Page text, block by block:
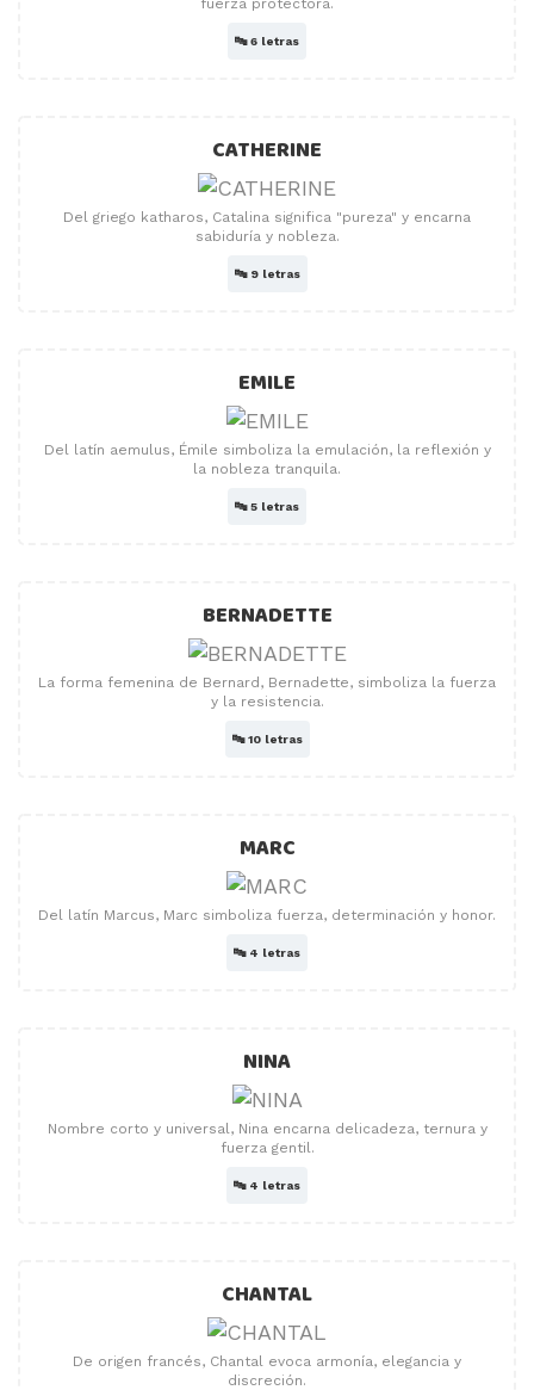
fuerza protectora.
🔤6 letras
CATHERINE
Del griego katharos, Catalina significa "pureza" y encarna
sabiduría y nobleza.
🔤 9 letras
EMILE
Del latín aemulus, Émile simboliza la emulación, la reflexión y
la nobleza tranquila.
🔤5 letras
BERNADETTE
La forma femenina de Bernard, Bernadette, simboliza la fuerza
y ​​la resistencia.
🔤10 letras
MARC
Del latín Marcus, Marc simboliza fuerza, determinación y honor.
🔤 4 letras
NINA
Nombre corto y universal, Nina encarna delicadeza, ternura y
fuerza gentil.
🔤 4 letras
CHANTAL
De origen francés, Chantal evoca armonía, elegancia y
discreción.